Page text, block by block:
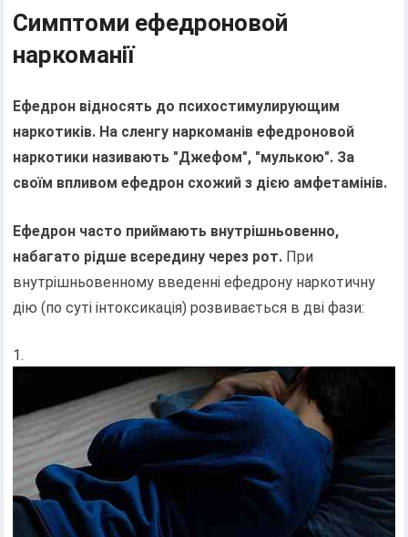
Симптоми ефедроновой
наркоманії
Ефедрон відносять до психостимулирующим
наркотиків. На сленгу наркоманів ефедроновой
наркотики називають "Джефом", "мулькою". За
своїм впливом ефедрон схожий з дією амфетамінів.
Ефедрон часто приймають внутрішньовенно,
набагато рідше всередину через рот. При
внутрішньовенному введенні ефедрону наркотичну
дію (по суті інтоксикація) розвивається в дві фази: